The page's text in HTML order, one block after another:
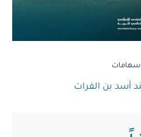
أسد بن الفرات